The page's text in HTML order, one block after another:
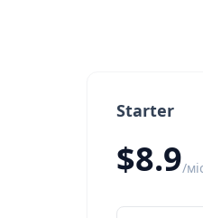
Starter
$8.9/